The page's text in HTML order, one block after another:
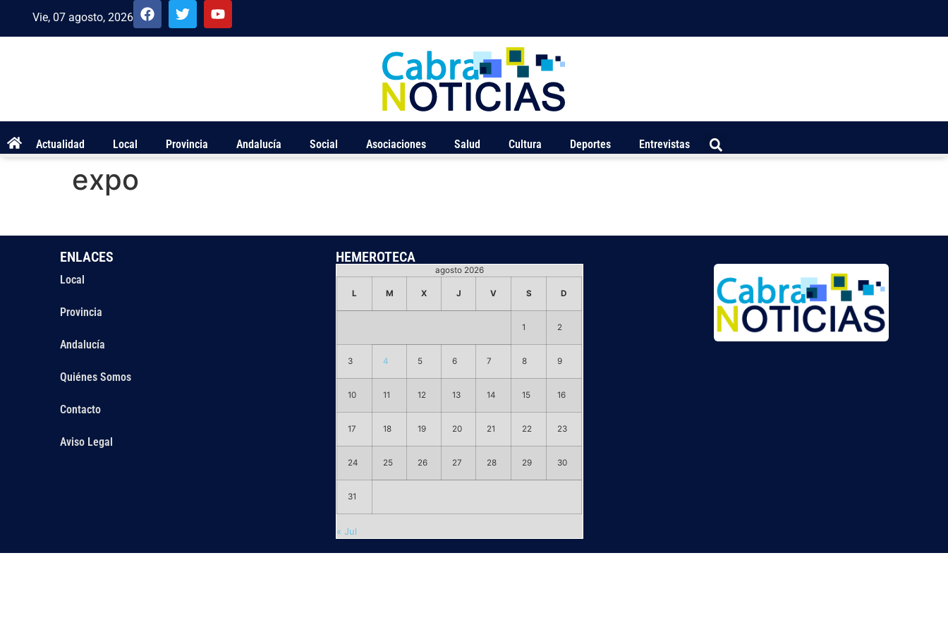
Vie, 07 agosto, 2026
Actualidad Local Provincia Andalucía Social Asociaciones Salud Cultura Deportes Entrevistas
expo
ENLACES
Local
Provincia
Andalucía
Quiénes Somos
Contacto
Aviso Legal
HEMEROTECA
agosto 2026
L M X J V S D
1 2
3 4 5 6 7 8 9
10 11 12 13 14 15 16
17 18 19 20 21 22 23
24 25 26 27 28 29 30
31
« Jul